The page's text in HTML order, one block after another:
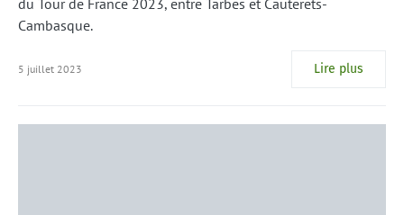
Cambasque.
5 juillet 2023 Lire plus